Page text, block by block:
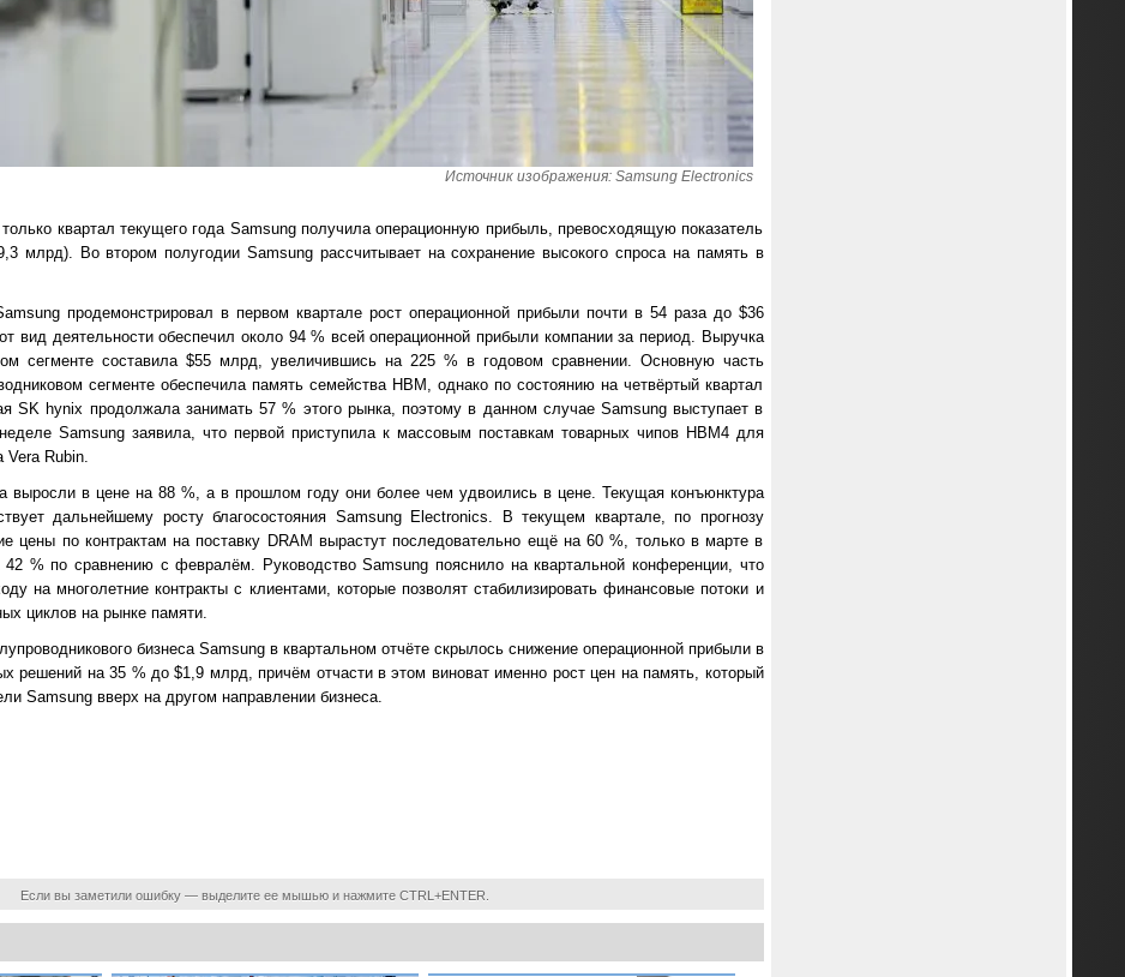
Источник изображения: Samsung Electronics
квартал текущего года Samsung получила операционную прибыль, превосходящую показатель
млрд). Во втором полугодии Samsung рассчитывает на сохранение высокого спроса на память в
продемонстрировал в первом квартале рост операционной прибыли почти в 54 раза до $36
вид деятельности обеспечил около 94 % всей операционной прибыли компании за период. Выручка
сегменте составила $55 млрд, увеличившись на 225 % в годовом сравнении. Основную часть
сегменте обеспечила память семейства HBM, однако по состоянию на четвёртый квартал
SK hynix продолжала занимать 57 % этого рынка, поэтому в данном случае Samsung выступает в
Samsung заявила, что первой приступила к массовым поставкам товарных чипов HBM4 для
Vera Rubin.
выросли в цене на 88 %, а в прошлом году они более чем удвоились в цене. Текущая конъюнктура
дальнейшему росту благосостояния Samsung Electronics. В текущем квартале, по прогнозу
цены по контрактам на поставку DRAM вырастут последовательно ещё на 60 %, только в марте в
% по сравнению с февралём. Руководство Samsung пояснило на квартальной конференции, что
на многолетние контракты с клиентами, которые позволят стабилизировать финансовые потоки и
циклов на рынке памяти.
бизнеса Samsung в квартальном отчёте скрылось снижение операционной прибыли в
решений на 35 % до $1,9 млрд, причём отчасти в этом виноват именно рост цен на память, который
Samsung вверх на другом направлении бизнеса.
Если вы заметили ошибку — выделите ее мышью и нажмите CTRL+ENTER.